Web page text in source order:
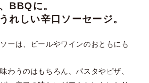
BBQに。
れしい辛口ソーセージ。
ーは、ビールやワインのおともにも
わうのはもちろん、パスタやピザ、